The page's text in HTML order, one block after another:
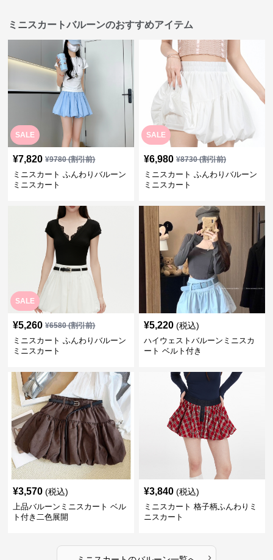
ミニスカートバルーンのおすすめアイテム
SALE
¥7,820 ¥9780(割引前)
ミニスカート ふんわりバルーン
ミニスカート
SALE
¥6,980 ¥8730(割引前)
ミニスカート ふんわりバルーン
ミニスカート
SALE
¥5,260 ¥6580(割引前)
ミニスカート ふんわりバルーン
ミニスカート
¥5,220 (税込)
ハイウェストバルーンミニスカ
ート ベルト付き
¥3,570 (税込)
上品バルーンミニスカート ベル
ト付き二色展開
¥3,840 (税込)
ミニスカート 格子柄ふんわりミ
ニスカート
›